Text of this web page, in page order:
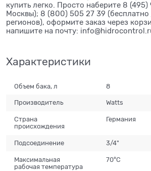
купить легко. Просто наберите 8
Москвы); 8 (800) 505 27 39 (бесплатно
регионов), оформите заказ через
напишите на почту:
Характеристики
Объем бака, л 8
Производитель Watts
Страна
происхождения
Германия
Подсоединение 3/4"
Максимальная
рабочая температура
70°С